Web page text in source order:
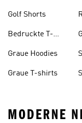
Golf Shorts
Bedruckte T-
Graue Hoodies
Graue T-shirts
MODERNE